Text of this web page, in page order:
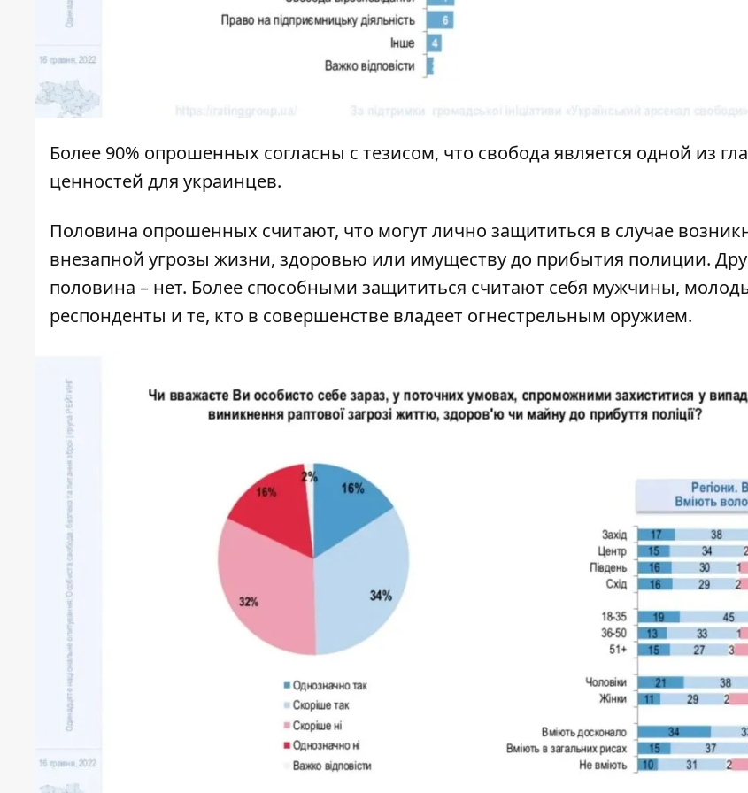
Более 90% опрошенных согласны с тезисом, что свобода является одной из
ценностей для украинцев.
Половина опрошенных считают, что могут лично защититься в случае
внезапной угрозы жизни, здоровью или имуществу до прибытия полиции.
половина – нет. Более способными защититься считают себя мужчины,
респонденты и те, кто в совершенстве владеет огнестрельным оружием.